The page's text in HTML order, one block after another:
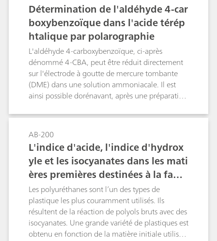
de l'isomérie cis-trans).
Détermination de l'aldéhyde 4-car
boxybenzoïque dans l'acide térép
htalique par polarographie
L'aldéhyde 4-carboxybenzoïque, ci-après
dénommé 4-CBA, peut être réduit directement
sur l'électrode à goutte de mercure tombante
(DME) dans une solution ammoniacale. Il est
ainsi possible dorénavant, après une préparation
polarographiquement la concentration de 4-
CBA dans l'acide téréphtalique, rapidement et
précisément, jusque dans la gamme inférieure
des ppm.
AB-200
L'indice d'acide, l'indice d'hydrox
yle et les isocyanates dans les mati
ères premières destinées à la fabri
cation des plastiques – Détermina
tion par titrage potentiométrique
automatique selon diverses norm
es
Les polyuréthanes sont l’un des types de
plastique les plus couramment utilisés. Ils
résultent de la réaction de polyols bruts avec des
isocyanates. Une grande variété de plastiques est
obtenu en fonction de la matière initiale utilisée.